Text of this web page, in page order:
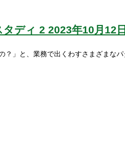
タディ 2 2023年10月12日
？」と、業務で出くわすさまざまな